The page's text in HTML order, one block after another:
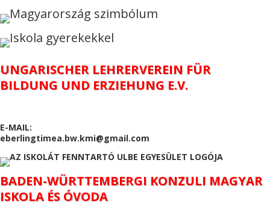
UNGARISCHER LEHRERVEREIN FÜR
BILDUNG UND ERZIEHUNG E.V.
E-MAIL:
eberlingtimea.bw.kmi@gmail.com
BADEN-WÜRTTEMBERGI KONZULI MAGYAR
ISKOLA ÉS ÓVODA